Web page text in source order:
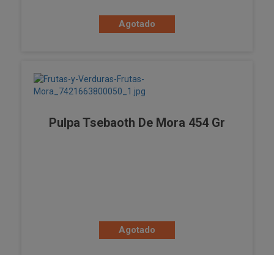
Agotado
Pulpa Tsebaoth De Mora 454 Gr
Agotado